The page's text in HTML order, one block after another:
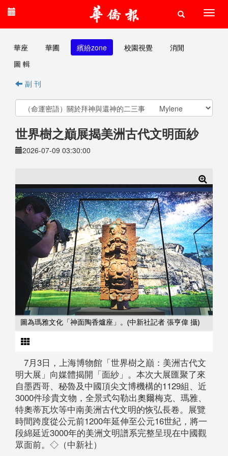
華座 華圃 繽紛zone 校園視覺
消閒
圖 輯
副 刊
世界樹之巔展揭美洲古代文明面紗
2026-07-09 03:30:00
圖為瑪雅文化「神面陶香爐座」。(中新社記者 張亨偉 攝)
7月3日，上海博物館「世界樹之巔：美洲古代文
明大展」向媒體揭開「面紗」。本次大展匯聚了來
自墨西哥、秘魯及中國頂尖文博機構的1129組、近
3000件珍貴文物，全景式勾勒出奧爾梅克、瑪雅、
特奧蒂瓦坎等中南美洲古代文明的恢弘長卷。展覽
時間跨度從公元前1200年延伸至公元16世紀，將一
段綿延近3000年的美洲文明譜系完整呈現在中國觀
眾面前。◇（中新社）